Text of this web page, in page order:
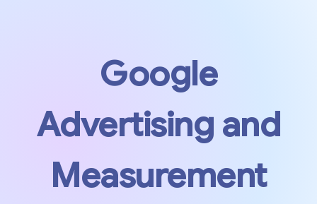
Google
Advertising and
Measurement